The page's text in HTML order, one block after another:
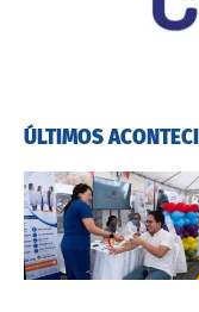
ÚLTIMOS